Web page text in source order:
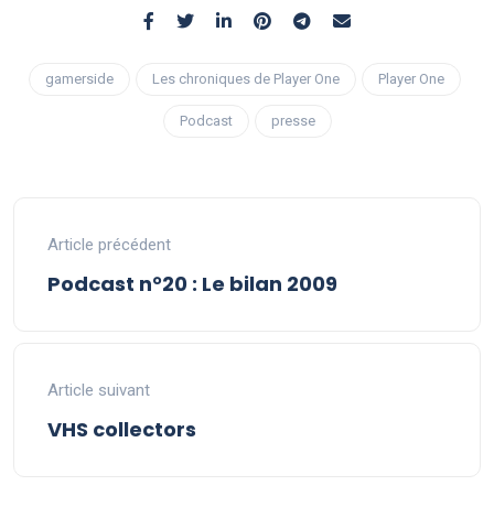
gamerside Les chroniques de Player One Player One
Podcast presse
Article précédent
Podcast n°20 : Le bilan 2009
Article suivant
VHS collectors